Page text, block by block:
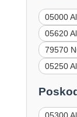
05000
05620
79570
05250
05300